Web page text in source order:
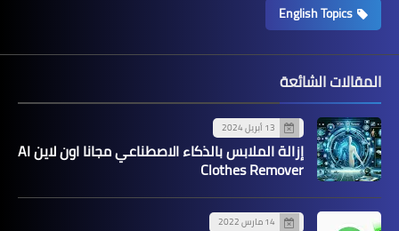
English Topics
المقالات الشائعة
13 أبريل 2024
إزالة الملابس بالذكاء الاصطناعي مجانا اون لاين AI
Clothes Remover
14 مارس 2022